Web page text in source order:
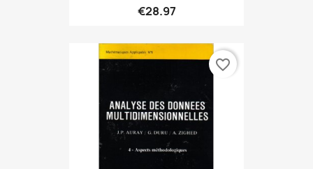
€28.97
favorite_border